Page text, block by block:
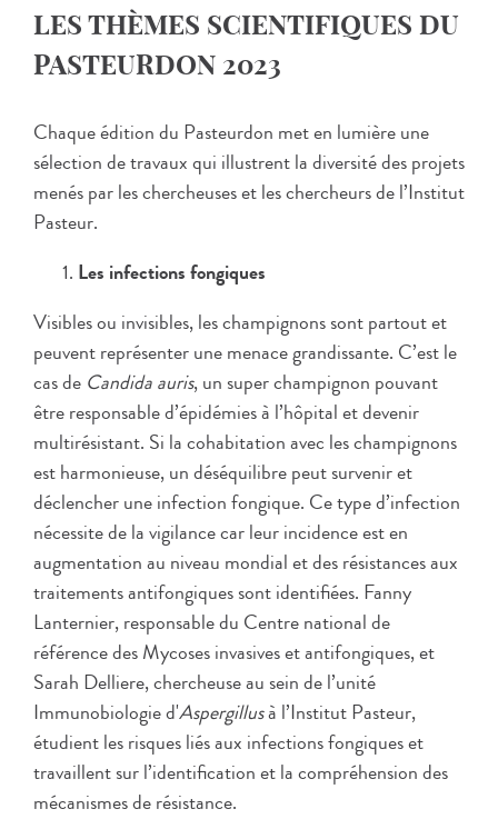
LES THÈMES SCIENTIFIQUES DU
PASTEURDON 2023
Chaque édition du Pasteurdon met en lumière une
sélection de travaux qui illustrent la diversité des projets
menés par les chercheuses et les chercheurs de l’Institut
Pasteur.
Les infections fongiques
Visibles ou invisibles, les champignons sont partout et
peuvent représenter une menace grandissante. C’est le
cas de Candida auris, un super champignon pouvant
être responsable d’épidémies à l’hôpital et devenir
multirésistant. Si la cohabitation avec les champignons
est harmonieuse, un déséquilibre peut survenir et
déclencher une infection fongique. Ce type d’infection
nécessite de la vigilance car leur incidence est en
augmentation au niveau mondial et des résistances aux
traitements antifongiques sont identifiées. Fanny
Lanternier, responsable du Centre national de
référence des Mycoses invasives et antifongiques, et
Sarah Delliere, chercheuse au sein de l’unité
Immunobiologie d'Aspergillusà l’Institut Pasteur,
étudient les risques liés aux infections fongiques et
travaillent sur l’identification et la compréhension des
mécanismes de résistance.